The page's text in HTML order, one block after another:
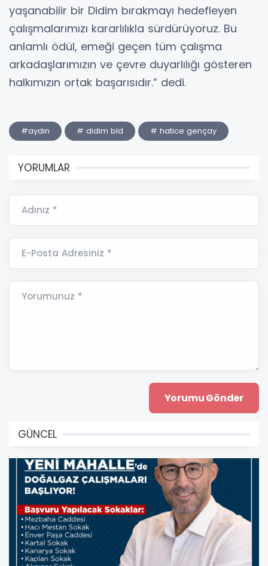
yaşanabilir bir Didim bırakmayı hedefleyen
çalışmalarımızı kararlılıkla sürdürüyoruz. Bu
anlamlı ödül, emeği geçen tüm çalışma
arkadaşlarımızın ve çevre duyarlılığı gösteren
halkımızın ortak başarısıdır.” dedi.
#aydın # didim bld # hatice gençay
YORUMLAR
Adınız *
E-Posta Adresiniz *
Yorumunuz *
GÜNCEL